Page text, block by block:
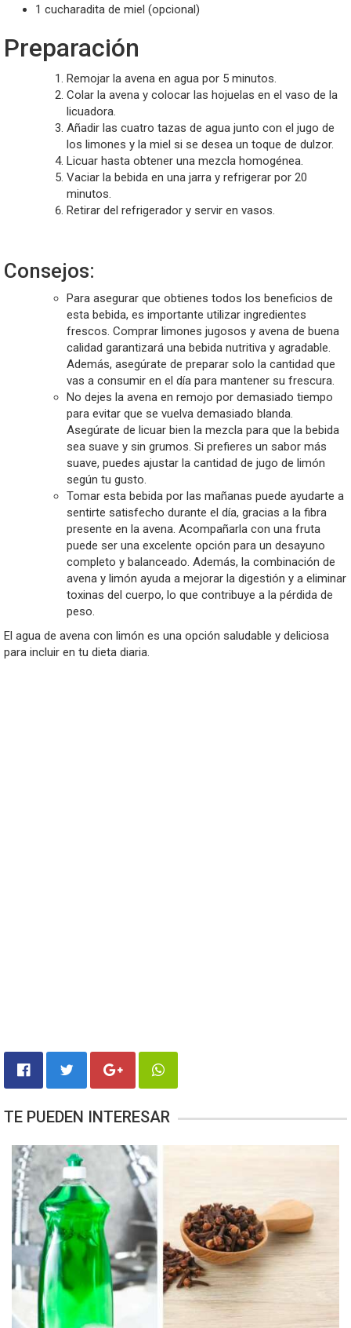
1 cucharadita de miel (opcional)
Preparación
Remojar la avena en agua por 5 minutos.
Colar la avena y colocar las hojuelas en el vaso de la
licuadora.
Añadir las cuatro tazas de agua junto con el jugo de
los limones y la miel si se desea un toque de dulzor.
Licuar hasta obtener una mezcla homogénea.
Vaciar la bebida en una jarra y refrigerar por 20
minutos.
Retirar del refrigerador y servir en vasos.
Consejos:
Para asegurar que obtienes todos los beneficios de
esta bebida, es importante utilizar ingredientes
frescos. Comprar limones jugosos y avena de buena
calidad garantizará una bebida nutritiva y agradable.
Además, asegúrate de preparar solo la cantidad que
vas a consumir en el día para mantener su frescura.
No dejes la avena en remojo por demasiado tiempo
para evitar que se vuelva demasiado blanda.
Asegúrate de licuar bien la mezcla para que la bebida
sea suave y sin grumos. Si prefieres un sabor más
suave, puedes ajustar la cantidad de jugo de limón
según tu gusto.
Tomar esta bebida por las mañanas puede ayudarte a
sentirte satisfecho durante el día, gracias a la fibra
presente en la avena. Acompañarla con una fruta
puede ser una excelente opción para un desayuno
completo y balanceado. Además, la combinación de
avena y limón ayuda a mejorar la digestión y a eliminar
toxinas del cuerpo, lo que contribuye a la pérdida de
peso.
El agua de avena con limón es una opción saludable y deliciosa
para incluir en tu dieta diaria.
TE PUEDEN INTERESAR